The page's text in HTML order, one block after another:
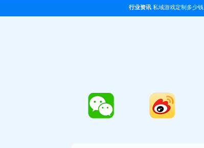
行业资讯 私域游戏定制多少钱